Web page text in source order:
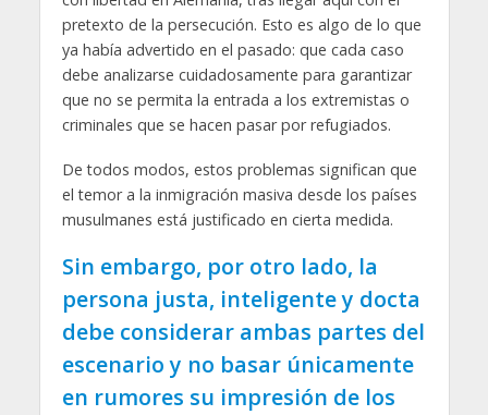
pretexto de la persecución. Esto es algo de lo que
ya había advertido en el pasado: que cada caso
debe analizarse cuidadosamente para garantizar
que no se permita la entrada a los extremistas o
criminales que se hacen pasar por refugiados.
De todos modos, estos problemas significan que
el temor a la inmigración masiva desde los países
musulmanes está justificado en cierta medida.
Sin embargo, por otro lado, la
persona justa, inteligente y docta
debe considerar ambas partes del
escenario y no basar únicamente
en rumores su impresión de los